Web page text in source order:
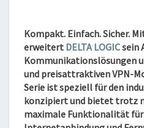
Kompakt. Einfach. Sicher.
erweitert DELTA LOGICsein
Kommunikationslösungen
und preisattraktiven VPN-
Serie ist speziell für den
konzipiert und bietet trotz
maximale Funktionalität für